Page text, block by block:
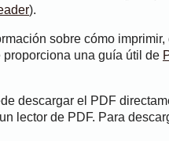
).
sobre cómo
proporciona una guía útil de
descargar el PDF
lector de PDF. Para